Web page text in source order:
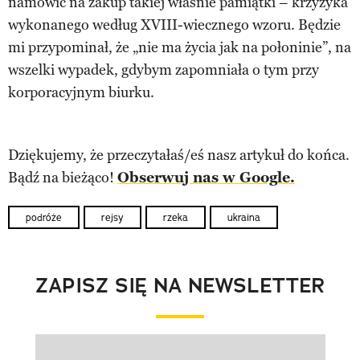
wykonanego według XVIII-wiecznego wzoru. Będzie
mi przypominał, że „nie ma życia jak na połoninie”, na
wszelki wypadek, gdybym zapomniała o tym przy
korporacyjnym biurku.
Dziękujemy, że przeczytałaś/eś nasz artykuł do końca.
Bądź na bieżąco! Obserwuj nas w Google.
podróże rejsy rzeka ukraina
ZAPISZ SIĘ NA NEWSLETTER